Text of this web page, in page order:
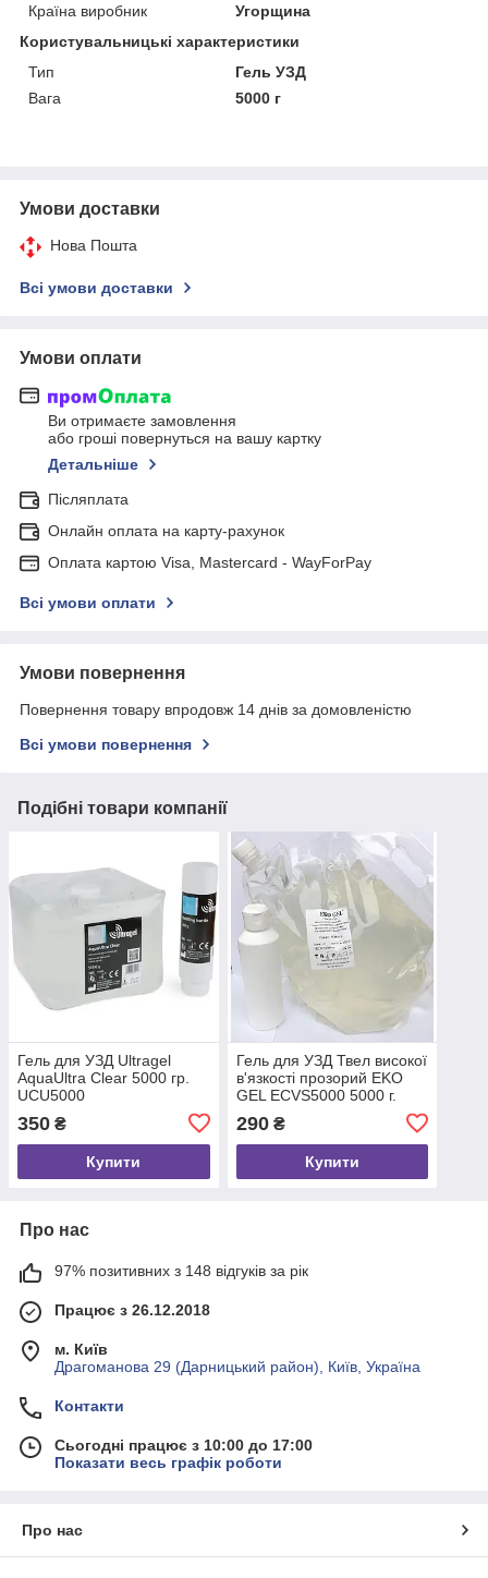
Країна виробник
Угорщина
Користувальницькі характеристики
Тип
Гель УЗД
Вага
5000 г
Умови доставки
Нова Пошта
Всі умови доставки
Умови оплати
Ви отримаєте замовлення
або гроші повернуться на вашу картку
Детальніше
Післяплата
Онлайн оплата на карту-рахунок
Оплата картою Visa, Mastercard - WayForPay
Всі умови оплати
Умови повернення
Повернення товару впродовж 14 днів за домовленістю
Всі умови повернення
Подібні товари компанії
Гель для УЗД Ultragel
AquaUltra Clear 5000 гр.
UCU5000
350 ₴
Купити
Гель для УЗД Твел високої
в'язкості прозорий EKO
GEL EСVS5000 5000 г.
290₴
Купити
Про нас
97% позитивних з 148 відгуків за рік
Працює з 26.12.2018
м. Київ
Драгоманова 29 (Дарницький район), Київ, Україна
Контакти
Сьогодні працює з 10:00 до 17:00
Показати весь графік роботи
Про нас